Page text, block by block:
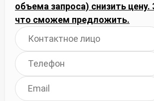
объема запроса) снизить
что сможем предложить.